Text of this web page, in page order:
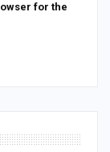
for the